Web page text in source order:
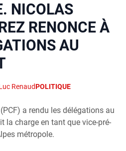
NICOLAS
RENONCE À
AU
RenaudPOLITIQUE
a ren­du les délé­ga­tions au
la charge en tant que vice-pré­
métro­pole.